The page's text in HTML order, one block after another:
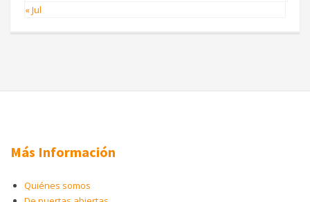
« Jul
Más Información
Quiénes somos